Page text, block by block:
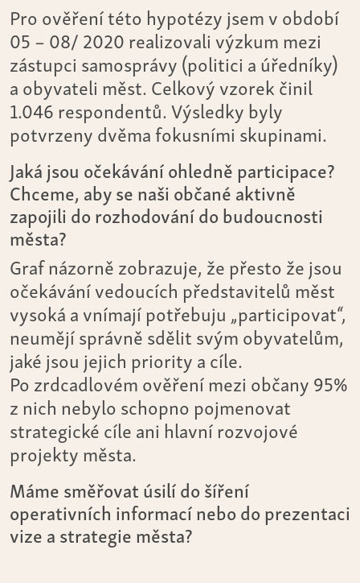
Pro ověření této hypotézy jsem v období
05 – 08/ 2020 realizovali výzkum mezi
zástupci samosprávy (politici a úředníky)
a obyvateli měst. Celkový vzorek činil
1.046 respondentů. Výsledky byly
potvrzeny dvěma fokusními skupinami.
Jaká jsou očekávání ohledně participace?
Chceme, aby se naši občané aktivně
zapojili do rozhodování do budoucnosti
města?
Graf názorně zobrazuje, že přesto že jsou
očekávání vedoucích představitelů měst
vysoká a vnímají potřebuju „participovat“,
neumějí správně sdělit svým obyvatelům,
jaké jsou jejich priority a cíle.
Po zrdcadlovém ověření mezi občany 95%
z nich nebylo schopno pojmenovat
strategické cíle ani hlavní rozvojové
projekty města.
Máme směřovat úsilí do šíření
operativních informací nebo do prezentaci
vize a strategie města?